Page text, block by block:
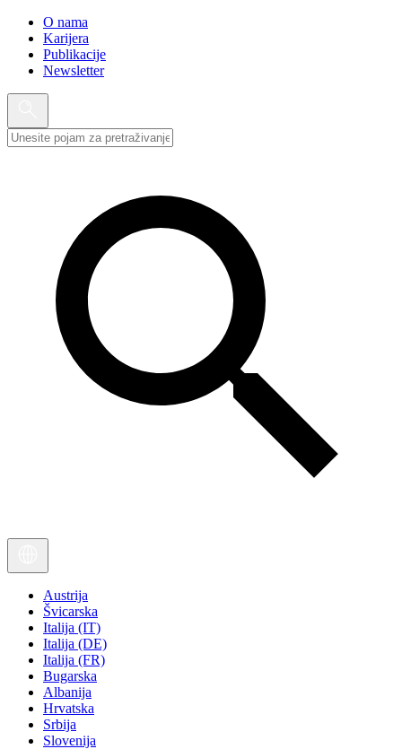
O nama
Karijera
Publikacije
Newsletter
Austrija
Švicarska
Italija (IT)
Italija (DE)
Italija (FR)
Bugarska
Albanija
Hrvatska
Srbija
Slovenija